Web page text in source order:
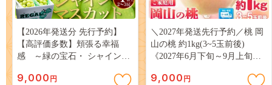
【2026年発送分 先行予約】
【高評価多数】頬張る幸福
感 ～緑の宝石・ シャインマ
３房） フルーツ 山梨県産 果
9,000 円
＼2027年発送先行予約／桃 岡
山の桃 約1kg(3~5玉前後)
《2027年6月下旬～9月上旬頃
岡山 はくとう スイーツ フル
9,000 円